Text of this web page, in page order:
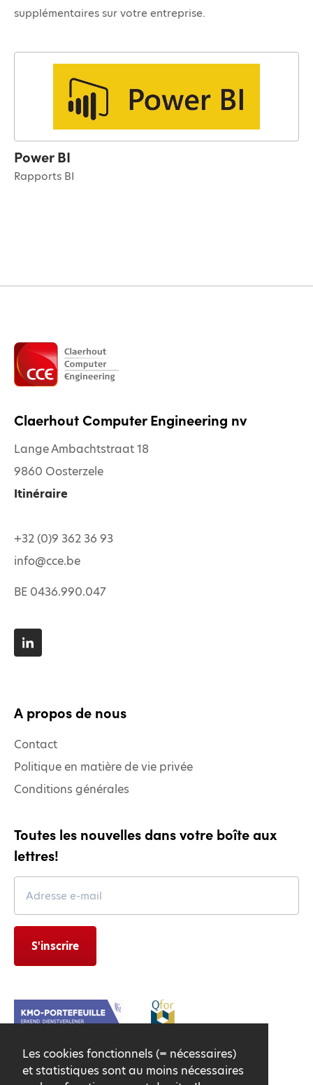
Les cookies fonctionnels (= nécessaires)
et statistiques sont au moins nécessaires
supplémentaires sur votre entreprise.
Power BI
Rapports BI
Claerhout Computer Engineering nv
Lange Ambachtstraat 18
9860 Oosterzele
Itinéraire
+32 (0)9 362 36 93
info@cce.be
BE 0436.990.047
A propos de nous
Contact
Politique en matière de vie privée
Conditions générales
Toutes les nouvelles dans votre boîte aux
lettres!
this
field
S'inscrire